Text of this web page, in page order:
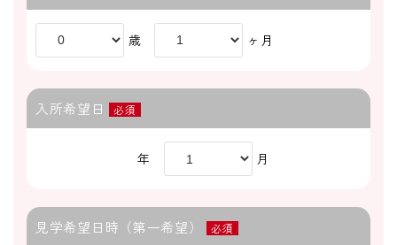
歳 ヶ月
入所希望日 必須
年 月
見学希望日時（第一希望） 必須